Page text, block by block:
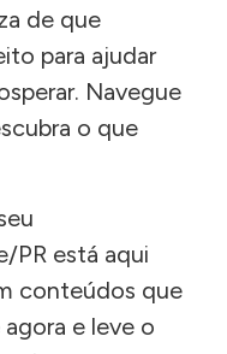
de que
para ajudar
Navegue
o que
PR está aqui
conteúdos que
e leve o